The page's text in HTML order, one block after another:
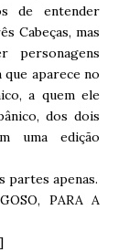
de entender
Cabeças, mas
personagens
aparece no
a quem ele
dos dois
uma edição
partes apenas.
PARA A